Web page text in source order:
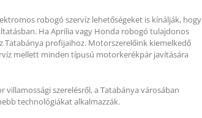
robogó szervíz lehetőségeket is kínálják, hogy
Ha Aprilia vagy Honda robogó tulajdonos
Tatabánya profijaihoz. Motorszerelőink kiemelkedő
mellett minden típusú motorkerékpár javítására
szerelésről, a Tatabánya városában
technológiákat alkalmazzák.
Persely és csapágy rögzítő